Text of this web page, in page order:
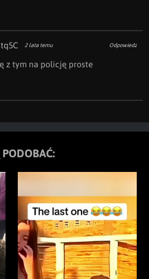
2 lata temu Odpowiedz
z tym na policję proste
PODOBAĆ: